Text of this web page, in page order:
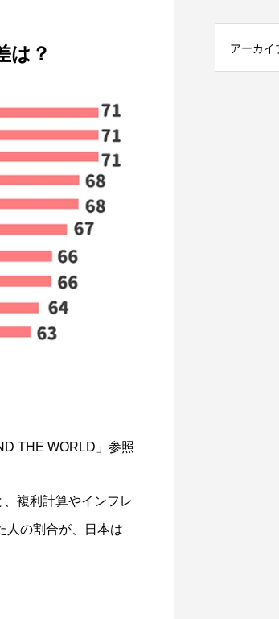
大学生へ教えるアルバイトの選び方 大
世界最大の金融都市、香港の不動産につい
て
は？
THE WORLD 」参照
複利計算やインフレ
人の割合が、日本は
アーカイ